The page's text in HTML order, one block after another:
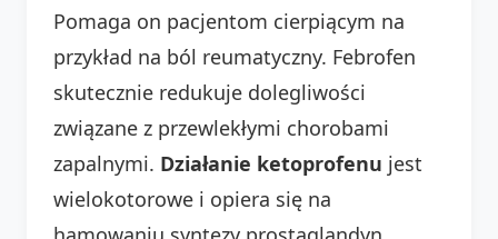
Pomaga on pacjentom cierpiącym na
przykład na ból reumatyczny. Febrofen
skutecznie redukuje dolegliwości
związane z przewlekłymi chorobami
zapalnymi. Działanie ketoprofenu jest
wielokotorowe i opiera się na